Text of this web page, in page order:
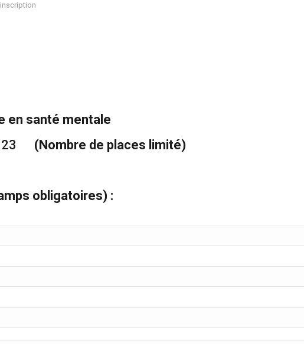
en santé mentale
(Nombre de places limité)
obligatoires) :